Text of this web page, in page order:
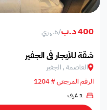
400 د.ب /شهري
شقة للأيجار في الجفير
العاصمة , الجفير
الرقم المرجعي # 1204
1 غرف